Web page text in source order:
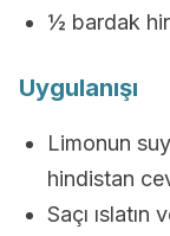
½ bardak
Uygulanışı
Limonun
hindistan
Saçı ıslatın